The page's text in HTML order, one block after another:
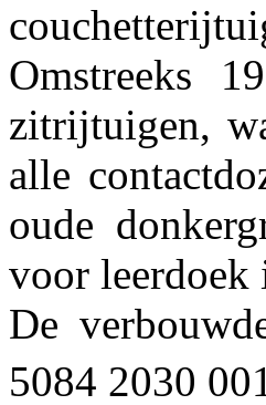
Omstreeks
zitrijtuigen,
alle
oude
voor leerdoek
De
5084 2030